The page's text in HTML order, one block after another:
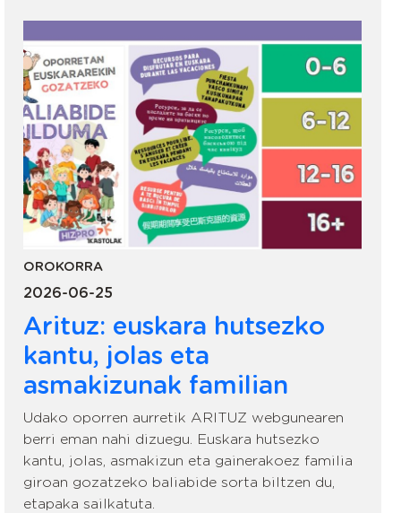
OROKORRA
2026-06-25
Arituz: euskara hutsezko
kantu, jolas eta
asmakizunak familian
Udako oporren aurretik ARITUZ webgunearen
berri eman nahi dizuegu. Euskara hutsezko
kantu, jolas, asmakizun eta gainerakoez familia
giroan gozatzeko baliabide sorta biltzen du,
etapaka sailkatuta.